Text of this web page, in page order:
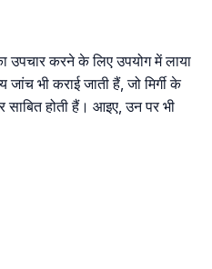
उपचार करने के लिए उपयोग में लाया
भी कराई जाती हैं, जो मिर्गी के
साबित होती हैं। आइए, उन पर भी